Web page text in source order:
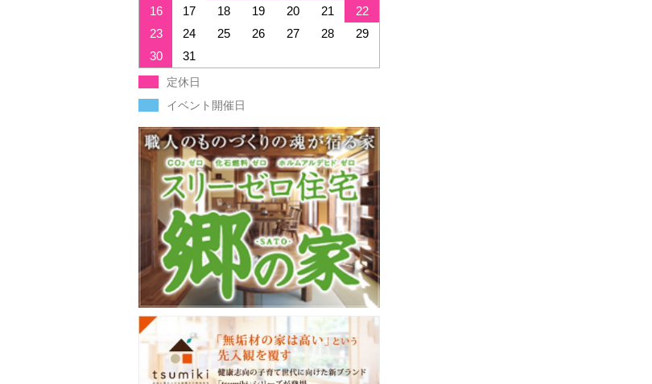
16
17 18 19 20 21
22
23
24 25 26 27 28
29
30
31
定休日
イベント開催日